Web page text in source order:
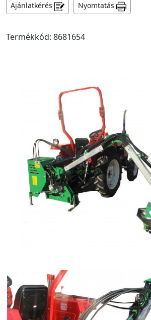
Ajánlatkérés Nyomtatás
Termékkód: 8681654